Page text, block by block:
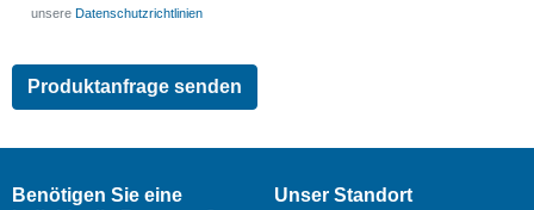
unsere Datenschutzrichtlinien
Benötigen Sie eine
Unser Standort